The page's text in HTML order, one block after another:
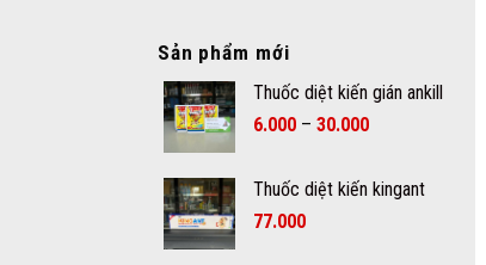
Sản phẩm mới
Thuốc diệt kiến gián ankill
6.000 – 30.000
Thuốc diệt kiến kingant
77.000